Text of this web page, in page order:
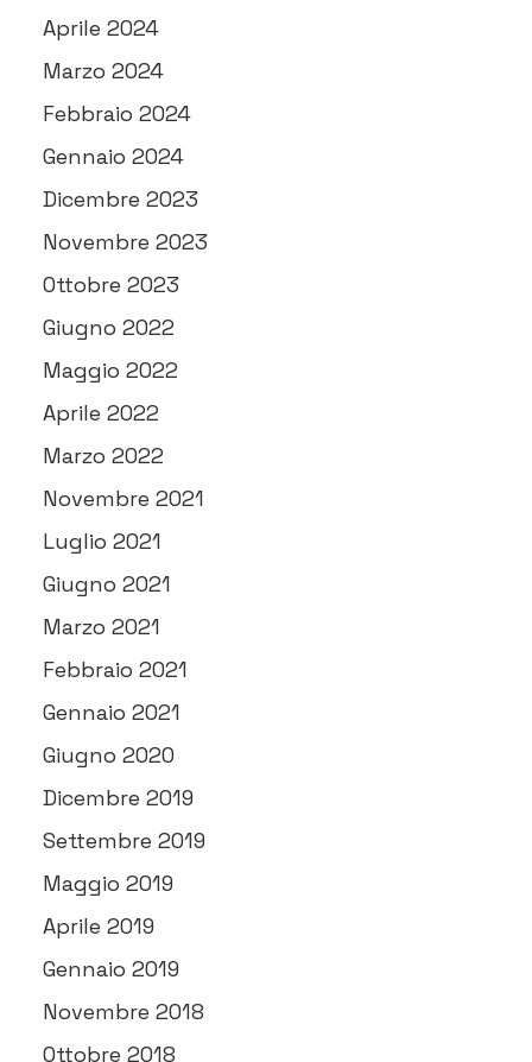
Aprile 2024
Marzo 2024
Febbraio 2024
Gennaio 2024
Dicembre 2023
Novembre 2023
Ottobre 2023
Giugno 2022
Maggio 2022
Aprile 2022
Marzo 2022
Novembre 2021
Luglio 2021
Giugno 2021
Marzo 2021
Febbraio 2021
Gennaio 2021
Giugno 2020
Dicembre 2019
Settembre 2019
Maggio 2019
Aprile 2019
Gennaio 2019
Novembre 2018
Ottobre 2018